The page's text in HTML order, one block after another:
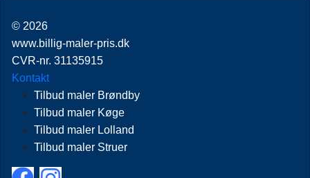
© 2026
www.billig-maler-pris.dk
CVR-nr. 31135915
Kontakt
Tilbud maler Brøndby
Tilbud maler Køge
Tilbud maler Lolland
Tilbud maler Struer